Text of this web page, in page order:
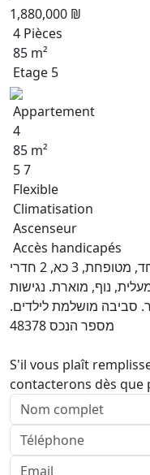
1,880,000 ₪
4 Pièces
85 m²
Etage 5
Appartement
4
85 m²
5 7
Flexible
Climatisation
Ascenseur
Accès handicapés
במיקום מבוקש- שקט ופסטורלי 4 חד, מטופחת, 3 כא, 2 חדרי
נוף, מוארת. נגישות
סביבה מושלמת לילדים.
מספר הנכס 48378
S'il vous plaît
contacterons dès que